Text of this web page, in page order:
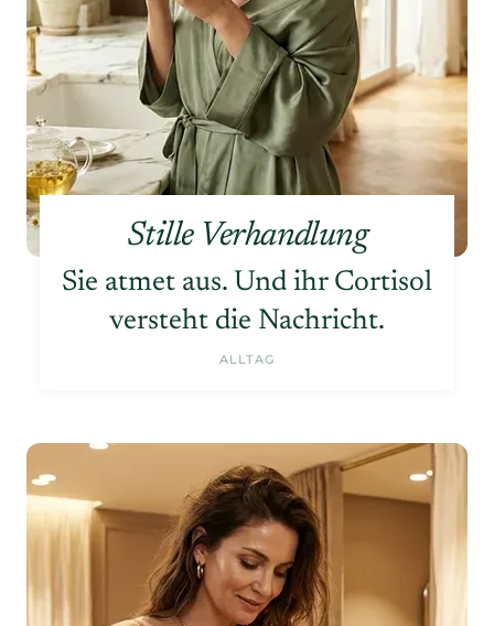
Stille Verhandlung
Sie atmet aus. Und ihr Cortisol
versteht die Nachricht.
ALLTAG